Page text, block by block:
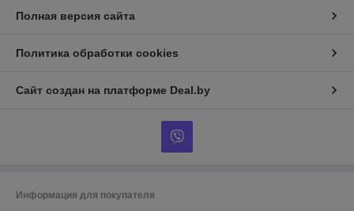
Полная версия сайта
Политика обработки cookies
Сайт создан на платформе Deal.by
Информация для покупателя